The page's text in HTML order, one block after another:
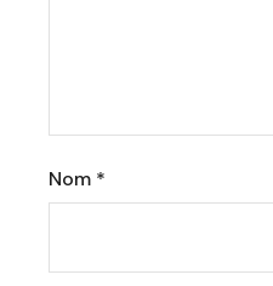
Nom *